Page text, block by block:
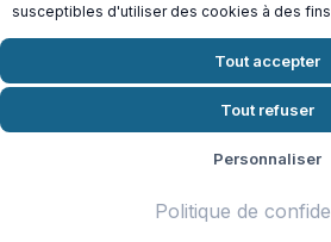
Connectez-vous
autres
susceptibles d'utiliser des cookies à des
Tout accepter
Tout refuser
Personnaliser
Politique de